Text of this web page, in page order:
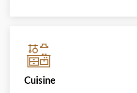
Cuisine